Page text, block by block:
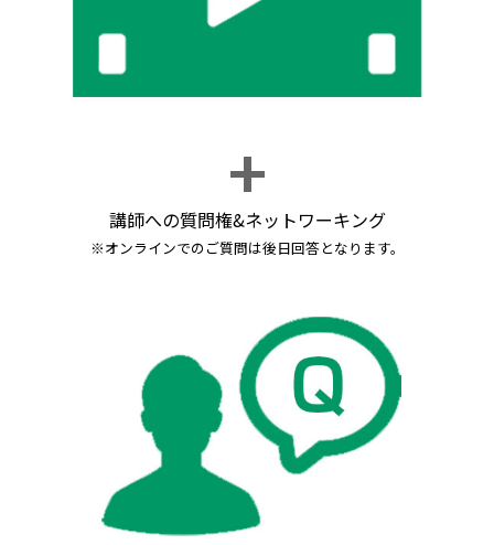
講師への質問権&ネットワーキング
※オンラインでのご質問は後日回答となります。